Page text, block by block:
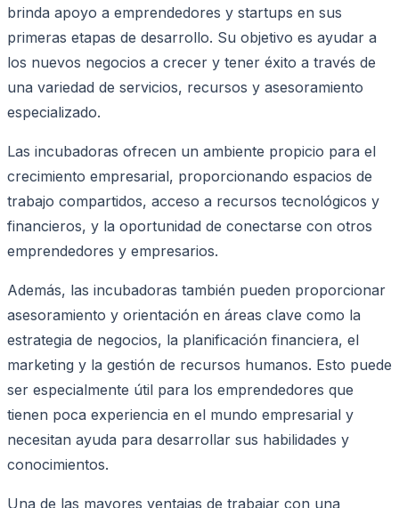
brinda apoyo a emprendedores y startups en sus
primeras etapas de desarrollo. Su objetivo es ayudar a
los nuevos negocios a crecer y tener éxito a través de
una variedad de servicios, recursos y asesoramiento
especializado.
Las incubadoras ofrecen un ambiente propicio para el
crecimiento empresarial, proporcionando espacios de
trabajo compartidos, acceso a recursos tecnológicos y
financieros, y la oportunidad de conectarse con otros
emprendedores y empresarios.
Además, las incubadoras también pueden proporcionar
asesoramiento y orientación en áreas clave como la
estrategia de negocios, la planificación financiera, el
marketing y la gestión de recursos humanos. Esto puede
ser especialmente útil para los emprendedores que
tienen poca experiencia en el mundo empresarial y
necesitan ayuda para desarrollar sus habilidades y
conocimientos.
Una de las mayores ventajas de trabajar con una